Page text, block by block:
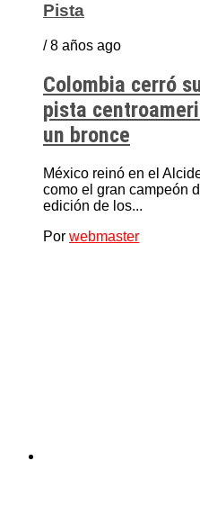
Pista
/ 8 años ago
Colombia cerró
pista
un bronce
México reinó en el
como el gran campeón
edición de los...
Por webmaster